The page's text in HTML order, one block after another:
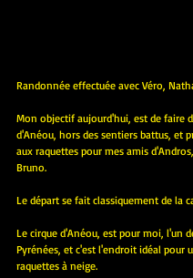
Randonnée effectuée avec Véro,
Mon objectif aujourd'hui, est de faire
d'Anéou, hors des sentiers battus, et
aux raquettes pour mes amis
Bruno.
Le départ se fait classiquement de la
Le cirque d'Anéou, est pour moi, l'un
Pyrénées, et c'est l'endroit idéal pour
raquettes à neige.